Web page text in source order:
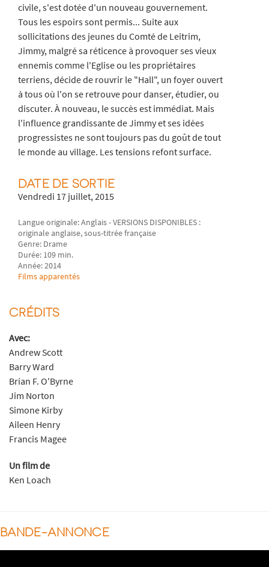
civile, s'est dotée d'un nouveau gouvernement.
Tous les espoirs sont permis... Suite aux
sollicitations des jeunes du Comté de Leitrim,
Jimmy, malgré sa réticence à provoquer ses vieux
ennemis comme l'Eglise ou les propriétaires
terriens, décide de rouvrir le "Hall", un foyer ouvert
à tous où l'on se retrouve pour danser, étudier, ou
discuter. À nouveau, le succès est immédiat. Mais
l'influence grandissante de Jimmy et ses idées
progressistes ne sont toujours pas du goût de tout
le monde au village. Les tensions refont surface.
DATE DE SORTIE
Vendredi 17 juillet, 2015
Langue originale: Anglais - VERSIONS DISPONIBLES :
originale anglaise, sous-titrée française
Genre: Drame
Durée: 109 min.
Année: 2014
Films apparentés
CRÉDITS
Avec:
Andrew Scott
Barry Ward
Brían F. O'Byrne
Jim Norton
Simone Kirby
Aileen Henry
Francis Magee
Un film de
Ken Loach
BANDE-ANNONCE